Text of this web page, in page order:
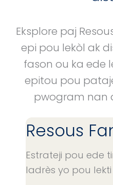
Eksplore paj
epi pou lekòl ak
fason ou ka ede
epitou pou
pwogram nan
Resous
Estrateji pou ede
ladrès yo pou